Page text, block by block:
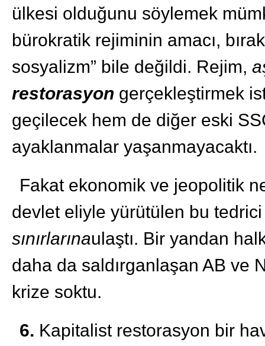
ülkesi olduğunu söylemek
bürokratik rejiminin amacı,
sosyalizm” bile değildi. Rejim,
restorasyon gerçekleştirmek
geçilecek hem de diğer eski
ayaklanmalar yaşanmayacaktı.
Fakat ekonomik ve jeopolitik
devlet eliyle yürütülen bu
sınırlarınaulaştı. Bir yandan
daha da saldırganlaşan AB ve
krize soktu.
6. Kapitalist restorasyon bir